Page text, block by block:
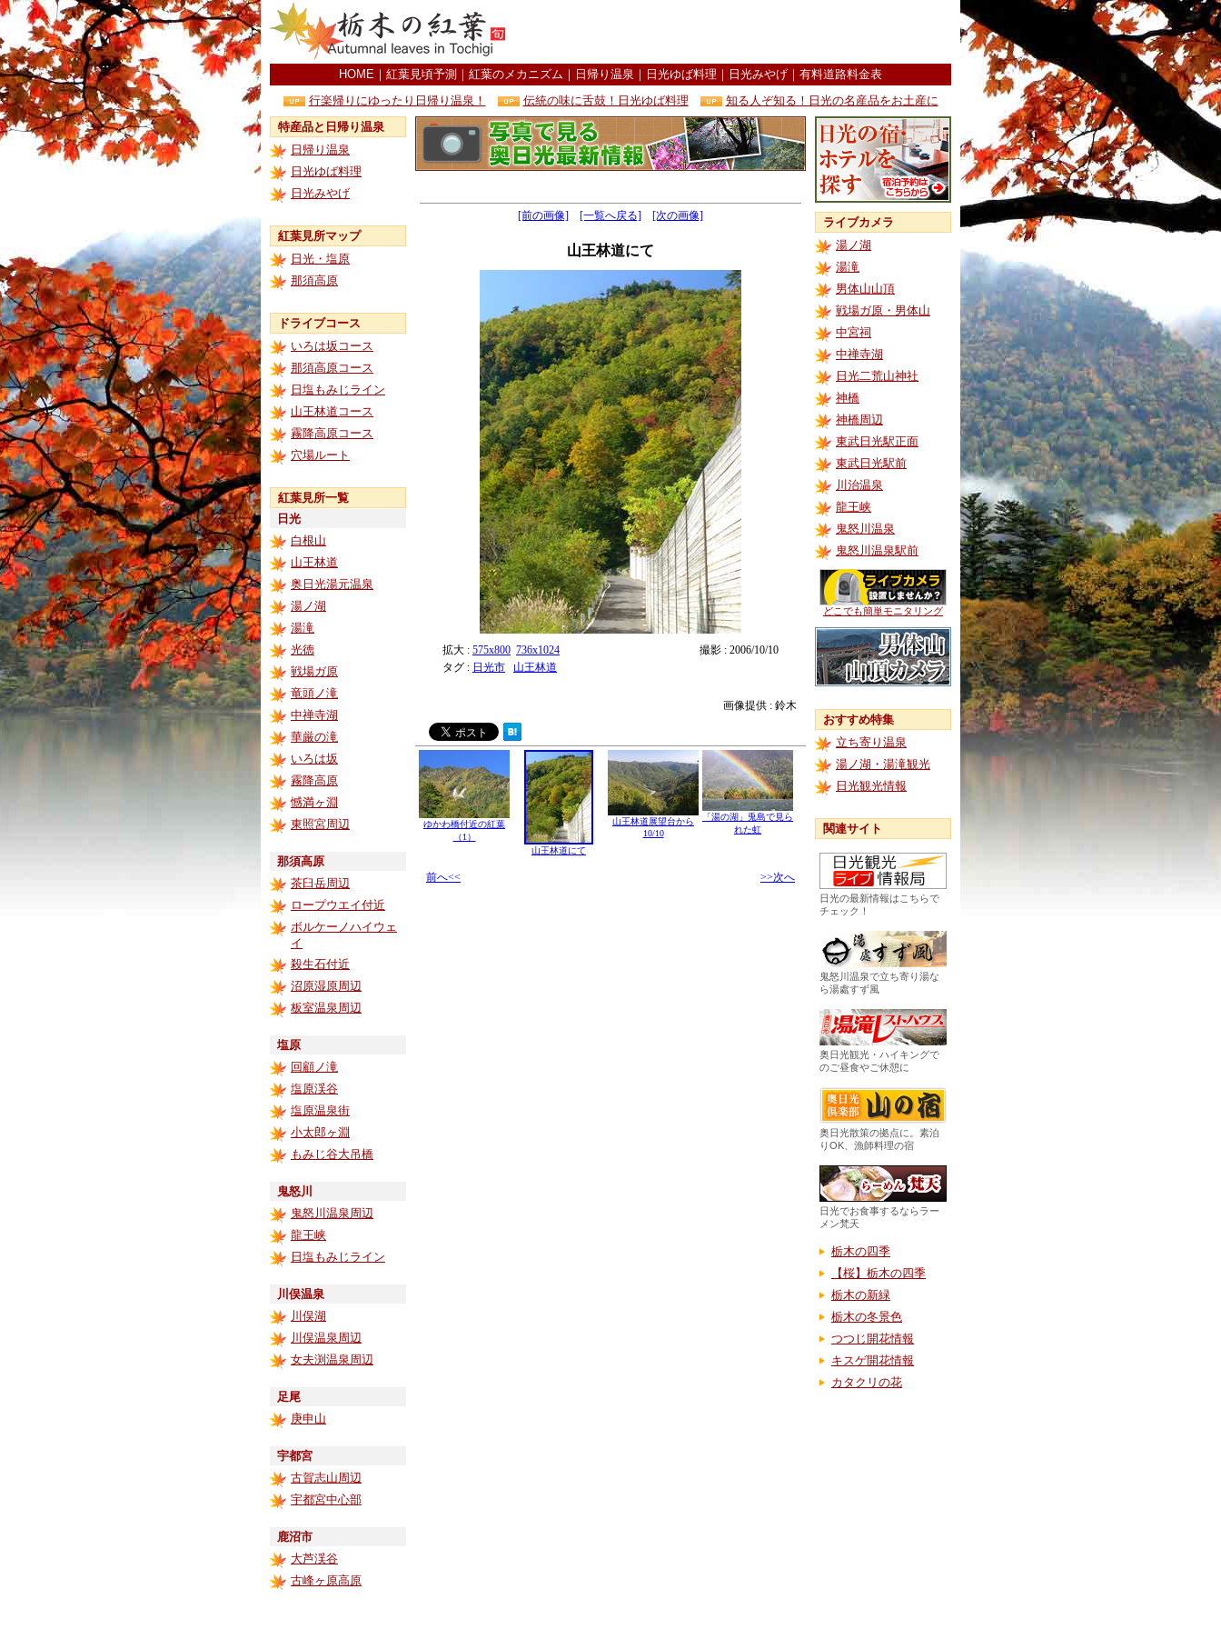
HOME ｜ 紅葉見頃予測 ｜ 紅葉のメカニズム ｜ 日帰り温泉 ｜ 日光ゆば料理 ｜ 日光みやげ ｜ 有料道路料金表
行楽帰りにゆったり日帰り温泉！
伝統の味に舌鼓！日光ゆば料理
知る人ぞ知る！日光の名産品をお土産に
特産品と日帰り温泉
日帰り温泉
日光ゆば料理
日光みやげ
紅葉見所マップ
日光・塩原
那須高原
ドライブコース
いろは坂コース
那須高原コース
日塩もみじライン
山王林道コース
霧降高原コース
穴場ルート
紅葉見所一覧
日光
白根山
山王林道
奥日光湯元温泉
湯ノ湖
湯滝
光徳
戦場ガ原
竜頭ノ滝
中禅寺湖
華厳の滝
いろは坂
霧降高原
憾満ヶ淵
東照宮周辺
那須高原
茶臼岳周辺
ロープウエイ付近
ボルケーノハイウェ
イ
殺生石付近
沼原湿原周辺
板室温泉周辺
塩原
回顧ノ滝
塩原渓谷
塩原温泉街
小太郎ヶ淵
もみじ谷大吊橋
鬼怒川
鬼怒川温泉周辺
龍王峡
日塩もみじライン
川俣温泉
川俣湖
川俣温泉周辺
女夫渕温泉周辺
足尾
庚申山
宇都宮
古賀志山周辺
宇都宮中心部
鹿沼市
大芦渓谷
古峰ヶ原高原
[前の画像] [一覧へ戻る] [次の画像]
山王林道にて
拡大 : 575x800 736x1024
撮影 : 2006/10/10
タグ : 日光市 山王林道
画像提供 : 鈴木
ゆかわ橋付近の紅葉
（1）
山王林道にて
山王林道展望台から
10/10
「湯の湖」兎島で見ら
れた虹
前へ<< >>次へ
ライブカメラ
湯ノ湖
湯滝
男体山山頂
戦場ガ原・男体山
中宮祠
中禅寺湖
日光二荒山神社
神橋
神橋周辺
東武日光駅正面
東武日光駅前
川治温泉
龍王峡
鬼怒川温泉
鬼怒川温泉駅前
どこでも簡単モニタリング
おすすめ特集
立ち寄り温泉
湯ノ湖・湯滝観光
日光観光情報
関連サイト
日光の最新情報はこちらで
チェック！
鬼怒川温泉で立ち寄り湯な
ら湯處すず風
奥日光観光・ハイキングで
のご昼食やご休憩に
奥日光散策の拠点に。素泊
りOK、漁師料理の宿
日光でお食事するならラー
メン梵天
栃木の四季
【桜】栃木の四季
栃木の新緑
栃木の冬景色
つつじ開花情報
キスゲ開花情報
カタクリの花